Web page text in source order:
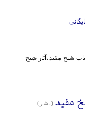
شیخ مفید،آثار شیخ
مفید (نشر)